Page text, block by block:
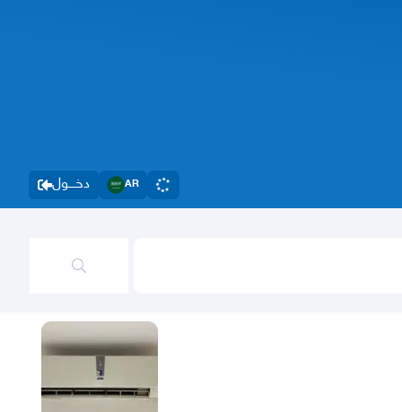
دخــــول AR